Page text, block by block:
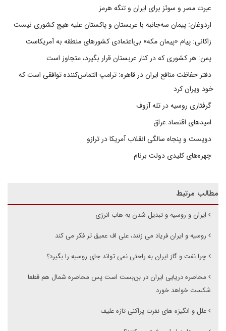
عبرت مصر و سوئز برای ایران و تنگه هرمز
اردوغان: پیمان سه‌جانبه با عربستان و پاکستان علیه هیچ کشوری نیست
زاکانی: پیام «پیمان مکه» بی‌اعتمادی کشورهای منطقه به آمریکاست
یمن: هر کشوری که در کنار عربستان قرار بگیرد، متجاوز است
دفتر حفاظت منافع ایران در قاهره: ترامپ التماس‌کننده توافقی است که
خود ویران کرد
گرفتاری روسیه در تله آزوف
امیدهای اقتصاد عراق
دویست و پنجاه سالگی انقلاب آمریکا در ترازو
چهره‌های کلیدی دولت برنام
مطالب مرتبط
ایران و روسیه و تبدیل شدن به هاب انرژی
روسیه و ایران فریاد می زنند، علی اف عمیق تر فکر می کند
چرا نفت و گاز ایران به راحتی نمی تواند جای روسیه را بگیرد؟
محاصره دریایی ایران در بن‌بست است پس محاصره شمال هم قطعا
شکست خواهد خورد
علل و انگیزه های نفرت پراکنی تازه علیف